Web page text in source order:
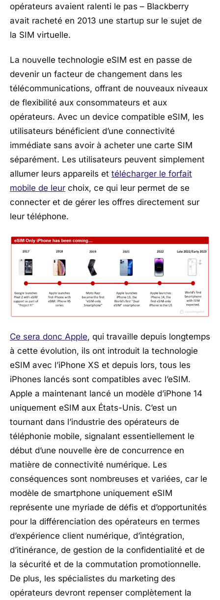
opérateurs avaient ralenti le pas – Blackberry
avait racheté en 2013 une startup sur le sujet de
la SIM virtuelle.
La nouvelle technologie eSIM est en passe de
devenir un facteur de changement dans les
télécommunications, offrant de nouveaux niveaux
de flexibilité aux consommateurs et aux
opérateurs. Avec un device compatible eSIM, les
utilisateurs bénéficient d’une connectivité
immédiate sans avoir à acheter une carte SIM
séparément. Les utilisateurs peuvent simplement
allumer leurs appareils et télécharger le forfait
mobile de leur choix, ce qui leur permet de se
connecter et de gérer les offres directement sur
leur téléphone.
Ce sera donc Apple, qui travaille depuis longtemps
à cette évolution, ils ont introduit la technologie
eSIM avec l’iPhone XS et depuis lors, tous les
iPhones lancés sont compatibles avec l’eSIM.
Apple a maintenant lancé un modèle d’iPhone 14
uniquement eSIM aux États-Unis. C’est un
tournant dans l’industrie des opérateurs de
téléphonie mobile, signalant essentiellement le
début d’une nouvelle ère de concurrence en
matière de connectivité numérique. Les
conséquences sont nombreuses et variées, car le
modèle de smartphone uniquement eSIM
représente une myriade de défis et d’opportunités
pour la différenciation des opérateurs en termes
d’expérience client numérique, d’intégration,
d’itinérance, de gestion de la confidentialité et de
la sécurité et de la commutation promotionnelle.
De plus, les spécialistes du marketing des
opérateurs devront repenser complètement la